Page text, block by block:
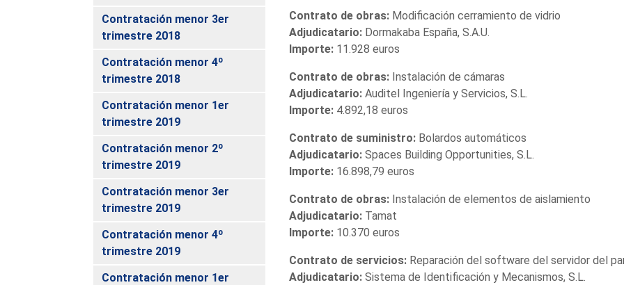
Contratación menor 3er
trimestre 2018
Contratación menor 4º
trimestre 2018
Contratación menor 1er
trimestre 2019
Contratación menor 2º
trimestre 2019
Contratación menor 3er
trimestre 2019
Contratación menor 4º
trimestre 2019
Contratación menor 1er
Contrato de obras: Modificación cerramiento de vidrio
Adjudicatario: Dormakaba España, S.A.U.
Importe: 11.928 euros
Contrato de obras: Instalación de cámaras
Adjudicatario: Auditel Ingeniería y Servicios, S.L.
Importe: 4.892,18 euros
Contrato de suministro: Bolardos automáticos
Adjudicatario: Spaces Building Opportunities, S.L.
Importe: 16.898,79 euros
Contrato de obras: Instalación de elementos de aislamiento
Adjudicatario: Tamat
Importe: 10.370 euros
Contrato de servicios: Reparación del software del servidor del
Adjudicatario: Sistema de Identificación y Mecanismos, S.L.